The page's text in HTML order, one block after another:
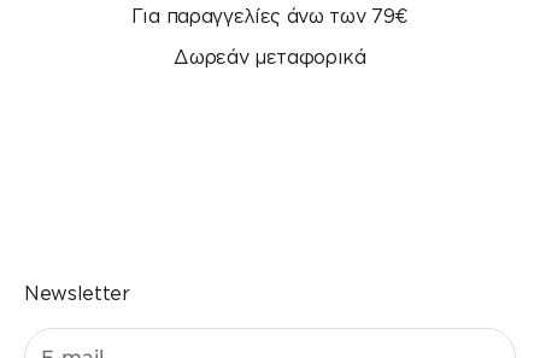
Για παραγγελίες άνω των 79€
Δωρεάν μεταφορικά
Newsletter